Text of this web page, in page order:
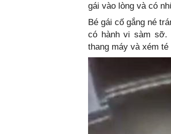
gái vào lòng và có
Bé gái cố gắng né
có hành vi sàm sỡ.
thang máy và xém té